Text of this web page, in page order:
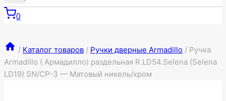
0
/ Каталог товаров / Ручки дверные Armadillo / Ручка
Armadillo ( Армадилло) раздельная R.LD54.Selena (Selena
LD19) SN/CP-3 — Матовый никель/хром